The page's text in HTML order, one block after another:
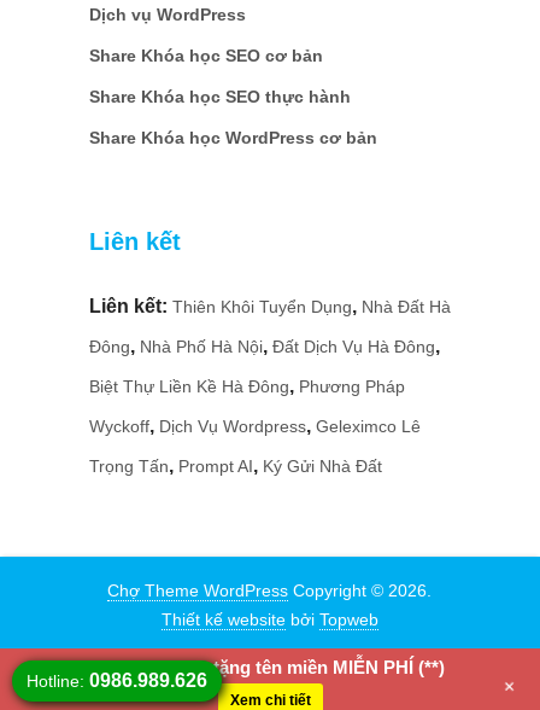
Dịch vụ WordPress
Share Khóa học SEO cơ bản
Share Khóa học SEO thực hành
Share Khóa học WordPress cơ bản
Liên kết
Liên kết: Thiên Khôi Tuyển Dụng, Nhà Đất Hà
Đông, Nhà Phố Hà Nội, Đất Dịch Vụ Hà Đông,
Biệt Thự Liền Kề Hà Đông, Phương Pháp
Wyckoff, Dịch Vụ Wordpress, Geleximco Lê
Trọng Tấn, Prompt AI, Ký Gửi Nhà Đất
Chợ Theme WordPress Copyright © 2026.
Thiết kế websitebởi Topweb
Hotline: 0986.989.626
Mua Fullcode tặng tên miền MIỄN PHÍ (**)
Xem chi tiết +